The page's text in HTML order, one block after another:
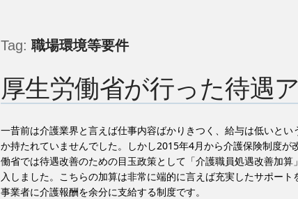
Tag: 職場環境等要件
厚生労働省が行った待遇
一昔前は介護業界と言えば仕事内容ばかりきつく、給与は低いとい
か持たれていませんでした。しかし2015年4月から介護保険制度が
働省では待遇改善のための目玉政策として「介護職員処遇改善加算
入しました。こちらの加算は非常に端的に言えば充実したサポー
事業者に介護報酬を余分に支給する制度です。